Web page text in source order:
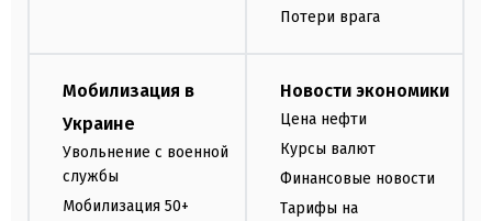
Потери врага
Мобилизация в
Украине
Увольнение с военной
службы
Мобилизация 50+
Новости экономики
Цена нефти
Курсы валют
Финансовые новости
Тарифы на